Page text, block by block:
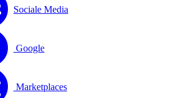
Sociale Media
Google
Marketplaces